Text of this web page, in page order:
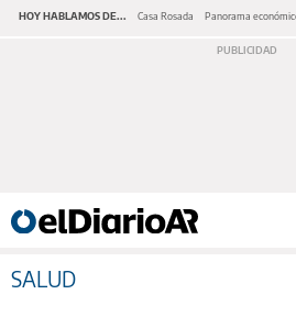
HOY HABLAMOS DE... Casa Rosada Panorama
SALUD